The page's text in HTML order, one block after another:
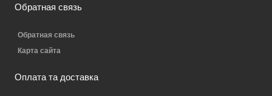
Обратная связь
Обратная связь
Карта сайта
Оплата та доставка